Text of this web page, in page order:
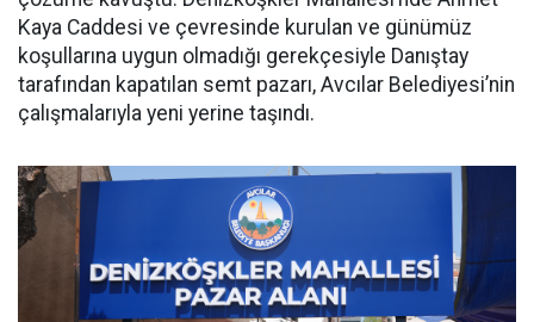
Kaya Caddesi ve çevresinde kurulan ve günümüz
koşullarına uygun olmadığı gerekçesiyle Danıştay
tarafından kapatılan semt pazarı, Avcılar Belediyesi’nin
çalışmalarıyla yeni yerine taşındı.